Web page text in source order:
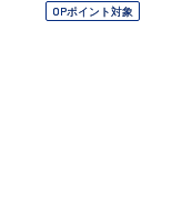
OPポイント対象